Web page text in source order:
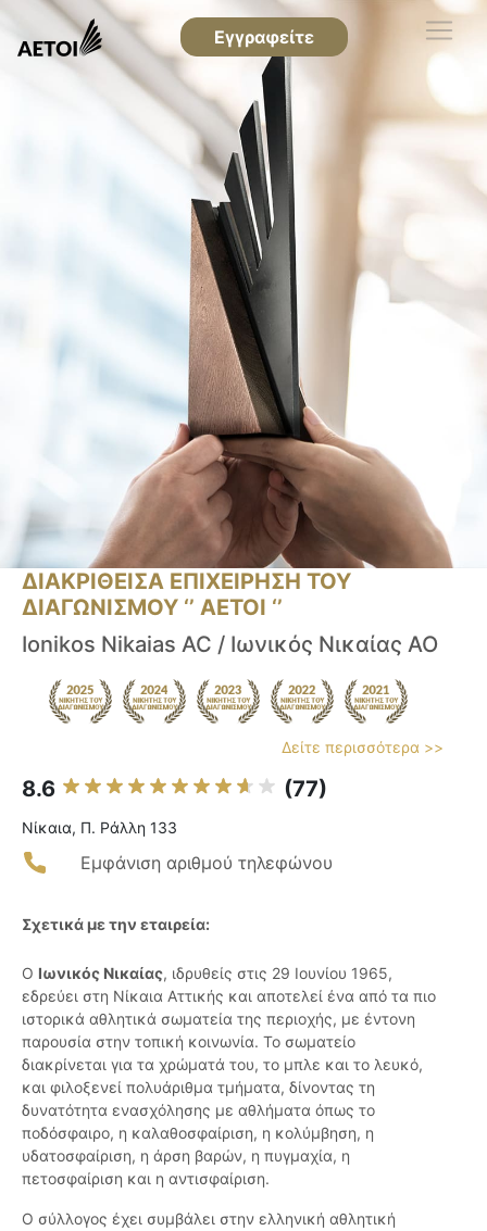
Εγγραφείτε
ΔΙΑΚΡΙΘΕΙΣΑ ΕΠΙΧΕΙΡΗΣΗ ΤΟΥ
ΔΙΑΓΩΝΙΣΜΟΥ ‘’ ΑΕΤΟΙ ‘’
Ionikos Nikaias AC / Ιωνικός Νικαίας ΑΟ
Δείτε περισσότερα >>
8.6 (77)
Νίκαια, Π. Ράλλη 133
Εμφάνιση αριθμού τηλεφώνου
Σχετικά με την εταιρεία:
Ο Ιωνικός Νικαίας, ιδρυθείς στις 29 Ιουνίου 1965,
εδρεύει στη Νίκαια Αττικής και αποτελεί ένα από τα πιο
ιστορικά αθλητικά σωματεία της περιοχής, με έντονη
παρουσία στην τοπική κοινωνία. Το σωματείο
διακρίνεται για τα χρώματά του, το μπλε και το λευκό,
και φιλοξενεί πολυάριθμα τμήματα, δίνοντας τη
δυνατότητα ενασχόλησης με αθλήματα όπως το
ποδόσφαιρο, η καλαθοσφαίριση, η κολύμβηση, η
υδατοσφαίριση, η άρση βαρών, η πυγμαχία, η
πετοσφαίριση και η αντισφαίριση.
Ο σύλλογος έχει συμβάλει στην ελληνική αθλητική